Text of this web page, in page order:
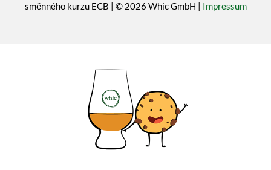
směnného kurzu ECB | © 2026 Whic GmbH | Impressum